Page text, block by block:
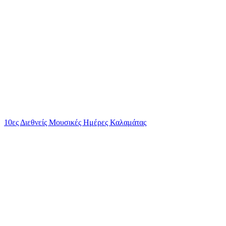
10ες Διεθνείς Μουσικές Ημέρες Καλαμάτας